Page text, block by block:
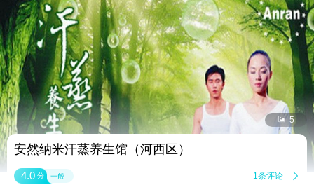
 5
安然纳米汗蒸养生馆（河西区）
4.0 分 一般 1条评论 
